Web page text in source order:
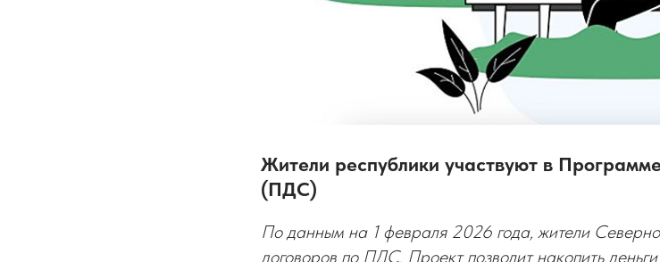
Жители республики участвуют в
(ПДС)
По данным на 1 февраля 2026 года, жители
договоров по ПДС. Проект позволит накопить